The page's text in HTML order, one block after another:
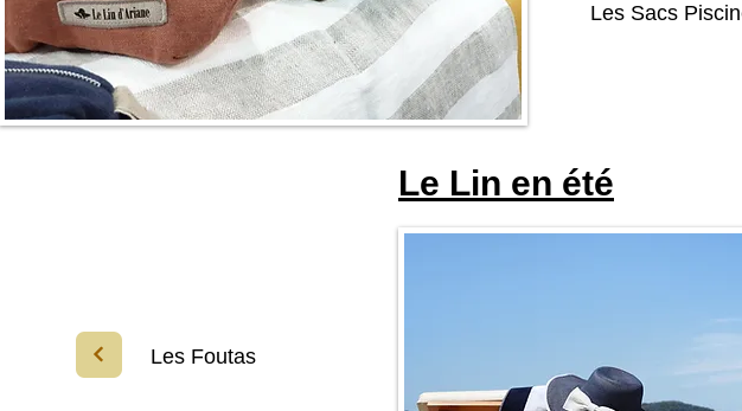
Les Sacs
Le Lin en été
Les Foutas